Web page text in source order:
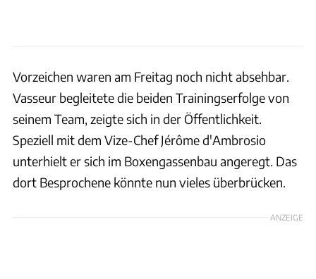
Vorzeichen waren am Freitag noch nicht absehbar.
Vasseur begleitete die beiden Trainingserfolge von
seinem Team, zeigte sich in der Öffentlichkeit.
Speziell mit dem Vize-Chef Jérôme d'Ambrosio
unterhielt er sich im Boxengassenbau angeregt. Das
dort Besprochene könnte nun vieles überbrücken.
ANZEIGE